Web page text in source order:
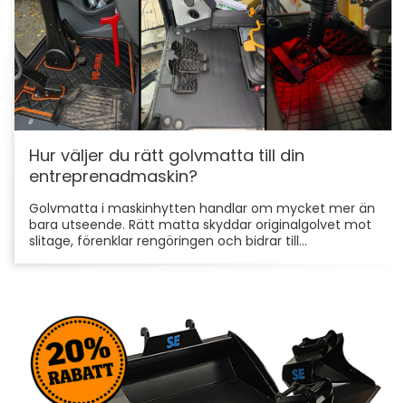
Hur väljer du rätt golvmatta till din
entreprenadmaskin?
Golvmatta i maskinhytten handlar om mycket mer än
bara utseende. Rätt matta skyddar originalgolvet mot
slitage, förenklar rengöringen och bidrar till...